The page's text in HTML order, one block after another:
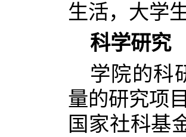
生活，大学
科学研究
学院的科
量的研究项
国家社科基